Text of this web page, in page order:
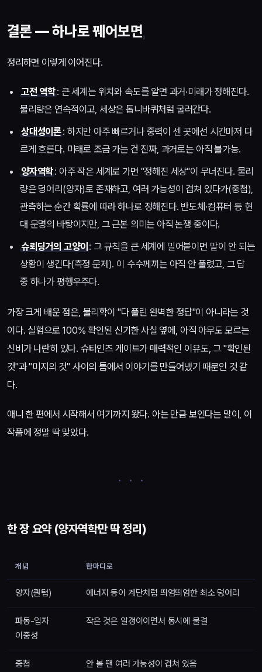
결론 — 하나로 꿰어보면
정리하면 이렇게 이어진다.
고전 역학: 큰 세계는 위치와 속도를 알면 과거·미래가 정해진다.
물리량은 연속적이고, 세상은 톱니바퀴처럼 굴러간다.
상대성이론: 하지만 아주 빠르거나 중력이 센 곳에선 시간마저 다
르게 흐른다. 미래로 조금 가는 건 진짜, 과거로는 아직 불가능.
양자역학: 아주 작은 세계로 가면 "정해진 세상"이 무너진다. 물리
량은 덩어리(양자)로 존재하고, 여러 가능성이 겹쳐 있다가(중첩),
관측하는 순간 확률에 따라 하나로 정해진다. 반도체·컴퓨터 등 현
대 문명의 바탕이지만, 그 근본 의미는 아직 논쟁 중이다.
슈뢰딩거의 고양이: 그 규칙을 큰 세계에 밀어붙이면 말이 안 되는
상황이 생긴다(측정 문제). 이 수수께끼는 아직 안 풀렸고, 그 답
중 하나가 평행우주다.
가장 크게 배운 점은, 물리학이 "다 풀린 완벽한 정답"이 아니라는 것
이다. 실험으로 100% 확인된 신기한 사실 옆에, 아직 아무도 모르는
신비가 나란히 있다. 슈타인즈 게이트가 매력적인 이유도, 그 "확인된
것"과 "미지의 것" 사이의 틈에서 이야기를 만들어냈기 때문인 것 같
다.
애니 한 편에서 시작해서 여기까지 왔다. 아는 만큼 보인다는 말이, 이
작품에 정말 딱 맞았다.
한 장 요약 (양자역학만 딱 정리)
개념 한마디로
양자(퀀텀) 에너지 등이 계단처럼 띄엄띄엄한 최소 덩어리
파동-입자
이중성
작은 것은 알갱이이면서 동시에 물결
중첩 안 볼 땐 여러 가능성이 겹쳐 있음